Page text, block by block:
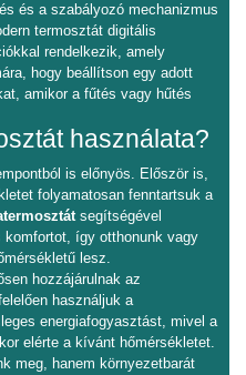
és a szabályozó mechanizmus
termosztát digitális
rendelkezik, amely
hogy beállítson egy adott
amikor a fűtés vagy hűtés
használata?
is előnyös. Először is,
folyamatosan fenntartsuk a
segítségével
komfortot, így otthonunk vagy
lesz.
hozzájárulnak az
használjuk a
energiafogyasztást, mivel a
elérte a kívánt hőmérsékletet.
meg, hanem környezetbarát